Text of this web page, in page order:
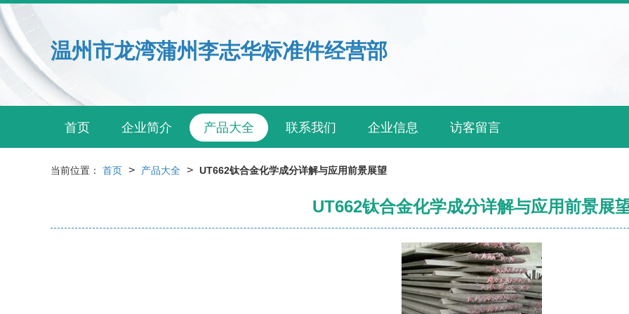
温州市龙湾蒲州李志华标准件经营部
首页 企业简介 产品大全 联系我们 企业信息 访客留言
当前位置： 首页 > 产品大全 > UT662钛合金化学成分详解与应用前景展望
UT662钛合金化学成分详解与应用前景展